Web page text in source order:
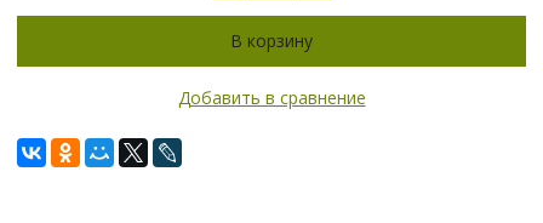
В корзину
Добавить в сравнение